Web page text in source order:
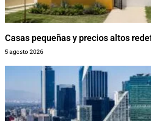
Casas pequeñas y precios altos
5 agosto 2026